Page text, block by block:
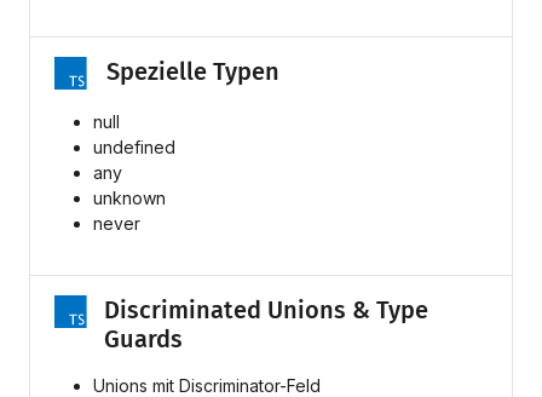
Spezielle Typen
null
undefined
any
unknown
never
Discriminated Unions & Type
Guards
Unions mit Discriminator-Feld